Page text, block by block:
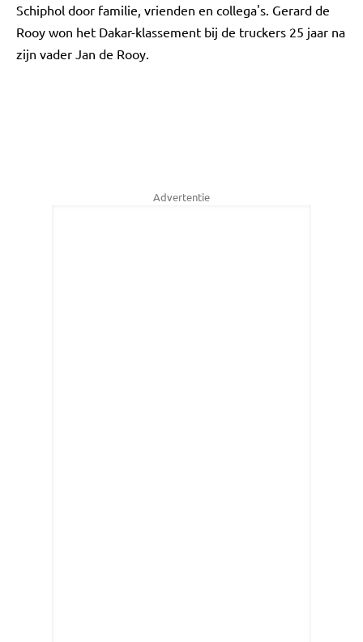
Schiphol door familie, vrienden en collega's. Gerard de
Rooy won het Dakar-klassement bij de truckers 25 jaar na
zijn vader Jan de Rooy.
Advertentie